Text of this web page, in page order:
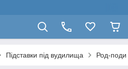
Підставки під вудилища Род-поди